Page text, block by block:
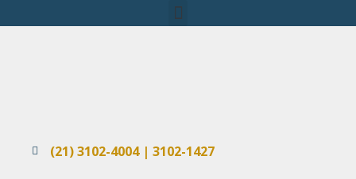
(21) 3102-4004 | 3102-1427